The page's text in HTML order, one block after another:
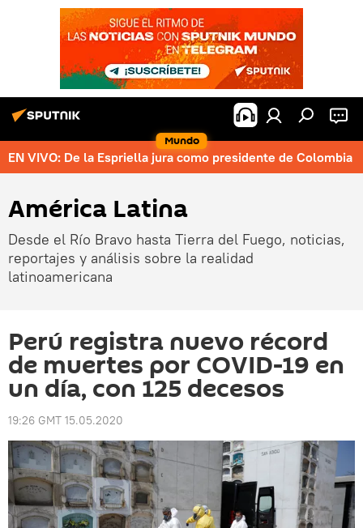
Mundo
EN VIVO: De la Espriella jura como presidente de Colombia
América Latina
Desde el Río Bravo hasta Tierra del Fuego, noticias,
reportajes y análisis sobre la realidad
latinoamericana
Perú registra nuevo récord
de muertes por COVID-19 en
un día, con 125 decesos
19:26 GMT 15.05.2020